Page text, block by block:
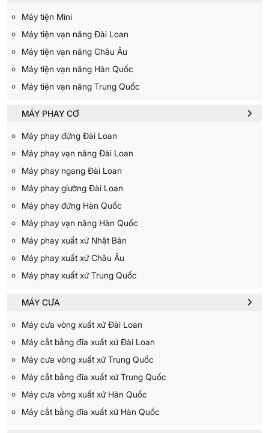
Máy tiện Mini
Máy tiện vạn năng Đài Loan
Máy tiện vạn năng Châu Âu
Máy tiện vạn năng Hàn Quốc
Máy tiện vạn năng Trung Quốc
MÁY PHAY CƠ
Máy phay đứng Đài Loan
Máy phay vạn năng Đài Loan
Máy phay ngang Đài Loan
Máy phay giường Đài Loan
Máy phay đứng Hàn Quốc
Máy phay vạn năng Hàn Quốc
Máy phay xuất xứ Nhật Bản
Máy phay xuất xứ Châu Âu
Máy phay xuất xứ Trung Quốc
MÁY CƯA
Máy cưa vòng xuất xứ Đài Loan
Máy cắt bằng đĩa xuất xứ Đài Loan
Máy cưa vòng xuất xứ Trung Quốc
Máy cắt bằng đĩa xuất xứ Trung Quốc
Máy cưa vòng xuất xứ Hàn Quốc
Máy cắt bằng đĩa xuất xứ Hàn Quốc